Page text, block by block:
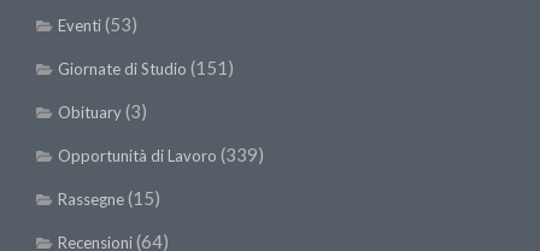
Eventi(53)
Giornate di Studio (151)
Obituary(3)
Opportunità di Lavoro (339)
Rassegne(15)
Recensioni(64)